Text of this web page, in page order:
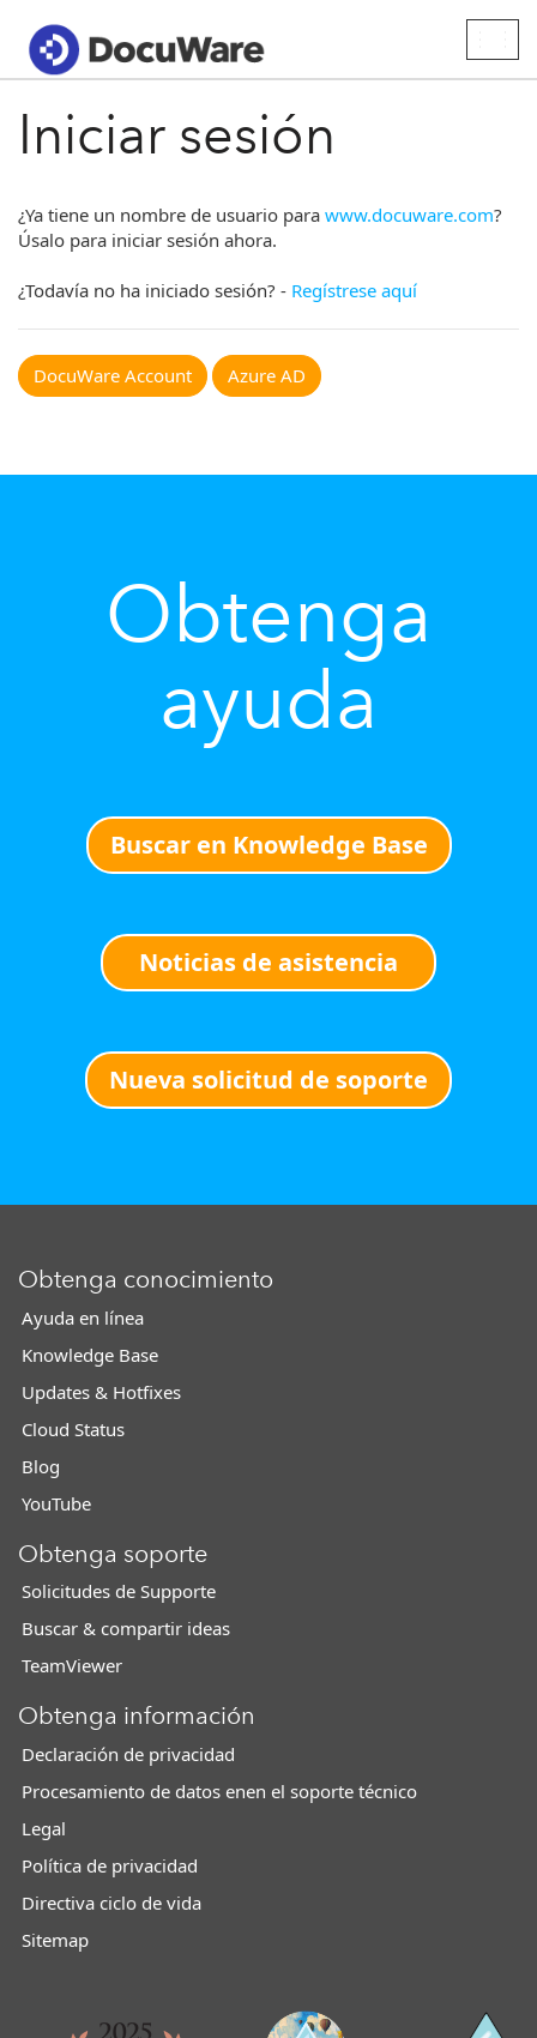
Iniciar sesión
¿Ya tiene un nombre de usuario para www.docuware.com?
Úsalo para iniciar sesión ahora.
¿Todavía no ha iniciado sesión? - Regístrese aquí
DocuWare Account Azure AD
Obtenga
ayuda
Buscar en Knowledge Base
Noticias de asistencia
Nueva solicitud de soporte
Obtenga conocimiento
Ayuda en línea
Knowledge Base
Updates & Hotfixes
Cloud Status
Blog
YouTube
Obtenga soporte
Solicitudes de Supporte
Buscar & compartir ideas
TeamViewer
Obtenga información
Declaración de privacidad
Procesamiento de datos enen el soporte técnico
Legal
Política de privacidad
Directiva ciclo de vida
Sitemap